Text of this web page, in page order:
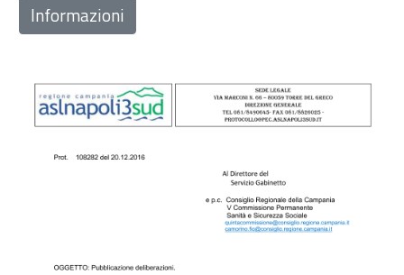
Informazioni